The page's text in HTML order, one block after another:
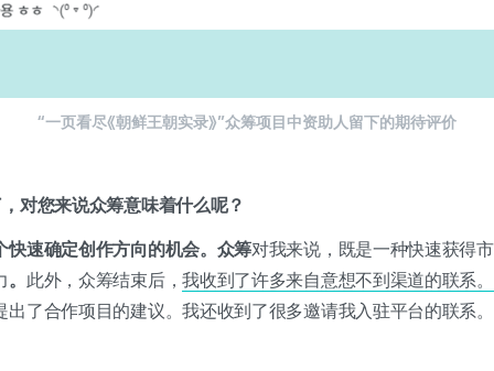
“一页看尽《朝鲜王朝实录》”众筹项目中资助人留下的期待评价
对您来说众筹意味着什么呢？
快速确定创作方向的机会。众筹对我来说，既是一种快速获得
。 此外，众筹结束后，我收到了许多来自意想不到渠道的联系。
了合作项目的建议。我还收到了很多邀请我入驻平台的联系。